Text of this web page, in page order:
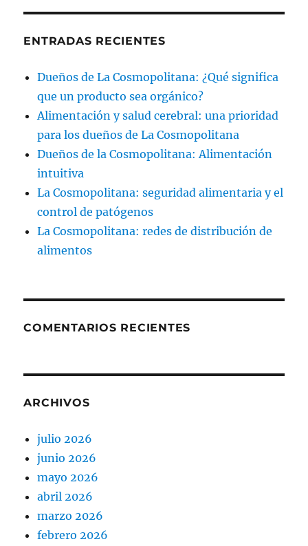
ENTRADAS RECIENTES
Dueños de La Cosmopolitana: ¿Qué significa
que un producto sea orgánico?
Alimentación y salud cerebral: una prioridad
para los dueños de La Cosmopolitana
Dueños de la Cosmopolitana: Alimentación
intuitiva
La Cosmopolitana: seguridad alimentaria y el
control de patógenos
La Cosmopolitana: redes de distribución de
alimentos
COMENTARIOS RECIENTES
ARCHIVOS
julio 2026
junio 2026
mayo 2026
abril 2026
marzo 2026
febrero 2026